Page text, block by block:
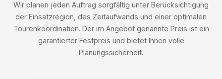
Wir planen jeden Auftrag sorgfältig unter Berücksichtigung
der Einsatzregion, des Zeitaufwands und einer optimalen
Tourenkoordination. Der im Angebot genannte Preis ist ein
garantierter Festpreis und bietet Ihnen volle
Planungssicherheit.